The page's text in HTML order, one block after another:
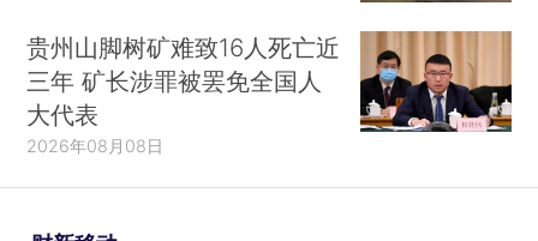
贵州山脚树矿难致16人死亡近
三年 矿长涉罪被罢免全国人
大代表
2026年08月08日